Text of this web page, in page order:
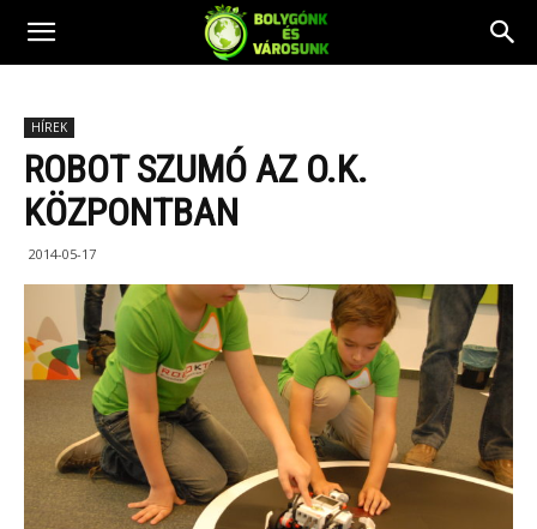
HÍREK
ROBOT SZUMÓ AZ O.K.
KÖZPONTBAN
2014-05-17